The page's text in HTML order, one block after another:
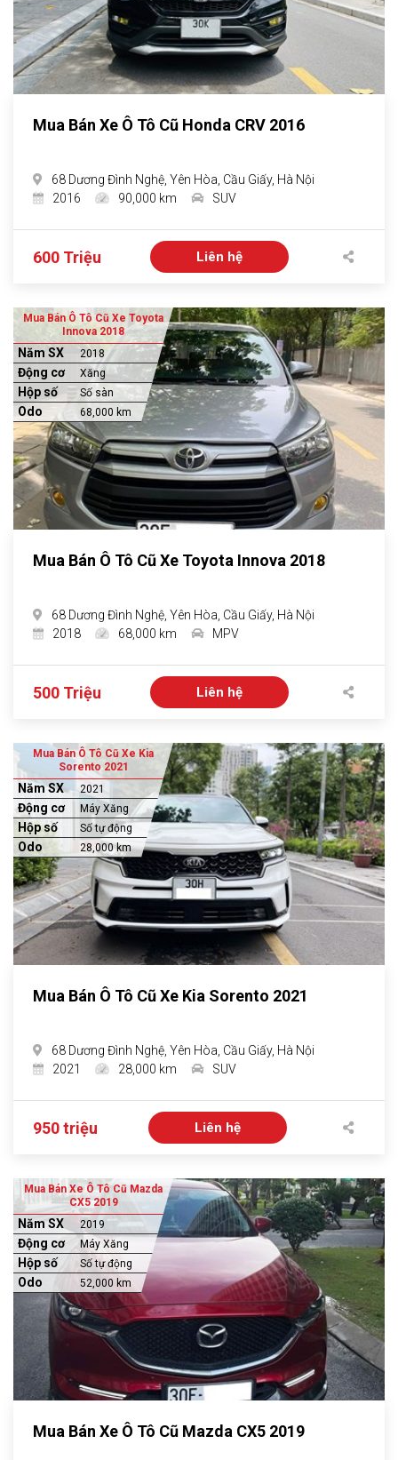
Mua Bán Xe Ô Tô Cũ Honda CRV 2016
68 Dương Đình Nghệ, Yên Hòa, Cầu Giấy, Hà Nội
2016
90,000 km SUV
600 Triệu Liên hệ
Mua Bán Ô Tô Cũ Xe Toyota
Innova 2018
Năm SX 2018
Động cơ Xăng
Hộp số Số sàn
Odo 68,000 km
Mua Bán Ô Tô Cũ Xe Toyota Innova 2018
68 Dương Đình Nghệ, Yên Hòa, Cầu Giấy, Hà Nội
2018
68,000 km MPV
500 Triệu Liên hệ
Mua Bán Ô Tô Cũ Xe Kia
Sorento 2021
Năm SX 2021
Động cơ Máy Xăng
Hộp số Số tự động
Odo 28,000 km
Mua Bán Ô Tô Cũ Xe Kia Sorento 2021
68 Dương Đình Nghệ, Yên Hòa, Cầu Giấy, Hà Nội
2021
28,000 km SUV
950 triệu Liên hệ
Mua Bán Xe Ô Tô Cũ Mazda
CX5 2019
Năm SX 2019
Động cơ Máy Xăng
Hộp số Số tự động
Odo 52,000 km
Mua Bán Xe Ô Tô Cũ Mazda CX5 2019